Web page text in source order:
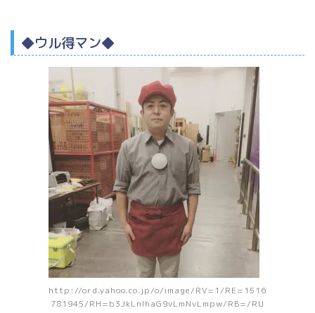
◆ウル得マン◆
http://ord.yahoo.co.jp/o/image/RV=1/RE=1516
781945/RH=b3JkLnlhaG9vLmNvLmpw/RB=/RU